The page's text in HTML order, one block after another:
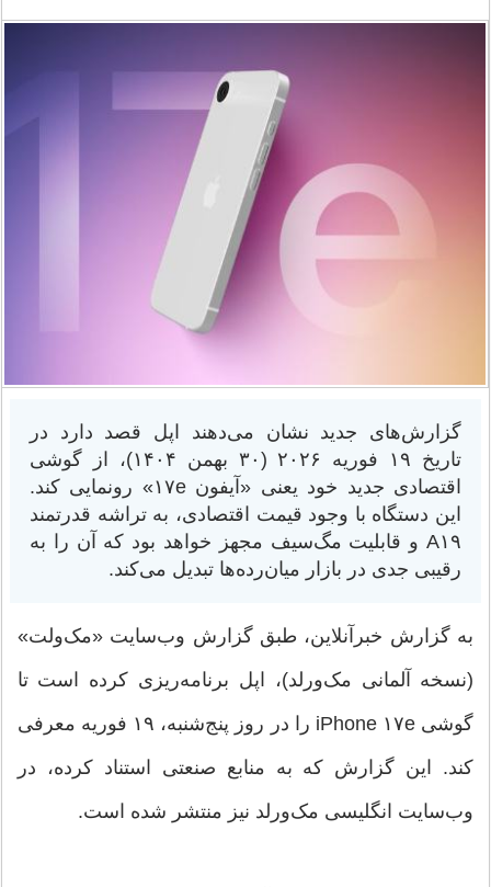
گزارش‌های جدید نشان می‌دهند اپل قصد دارد در
تاریخ ۱۹ فوریه ۲۰۲۶ (۳۰ بهمن ۱۴۰۴)، از گوشی
اقتصادی جدید خود یعنی «آیفون ۱۷e» رونمایی کند.
این دستگاه با وجود قیمت اقتصادی، به تراشه قدرتمند
A۱۹ و قابلیت مگ‌سیف مجهز خواهد بود که آن را به
رقیبی جدی در بازار میان‌رده‌ها تبدیل می‌کند.
به گزارش خبرآنلاین، طبق گزارش وب‌سایت «مک‌ولت»
(نسخه آلمانی مک‌ورلد)، اپل برنامه‌ریزی کرده است تا
گوشی iPhone ۱۷e را در روز پنج‌شنبه، ۱۹ فوریه معرفی
کند. این گزارش که به منابع صنعتی استناد کرده، در
وب‌سایت انگلیسی مک‌ورلد نیز منتشر شده است.